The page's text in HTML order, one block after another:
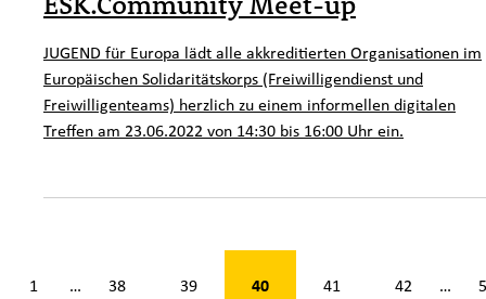
JUGEND für Europa lädt alle akkreditierten Organisationen im
Europäischen Solidaritätskorps (Freiwilligendienst und
Freiwilligenteams) herzlich zu einem informellen digitalen
Treffen am 23.06.2022 von 14:30 bis 16:00 Uhr ein.
1 … 38 39 40 41 42 …